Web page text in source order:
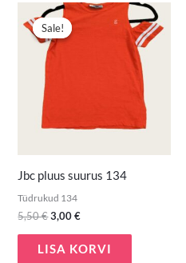
Sale!
Sale!
Jbc pluus suurus 134
Tüdrukud 134
5,50€
Algne
hind
oli:
5,50 €.
3,00€
Praegune
LISA KORVI